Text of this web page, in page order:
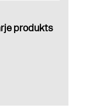
produkts